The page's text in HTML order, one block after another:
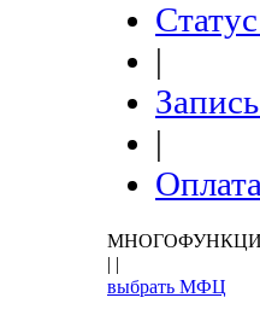
|
|
| |
выбрать МФЦ